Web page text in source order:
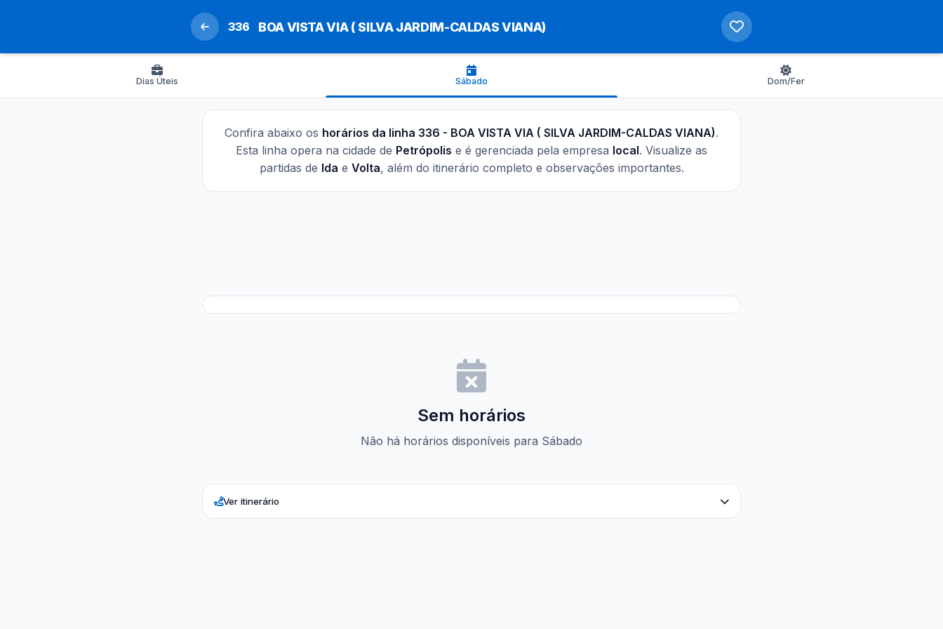
336 BOA VISTA VIA ( SILVA JARDIM-CALDAS VIANA)
Dias Úteis Sábado Dom/Fer
Confira abaixo os horários da linha 336 - BOA VISTA VIA ( SILVA JARDIM-CALDAS VIANA).
Esta linha opera na cidade de Petrópolis e é gerenciada pela empresa local. Visualize as
partidas de Ida e Volta, além do itinerário completo e observações importantes.
Sem horários
Não há horários disponíveis para Sábado
Ver itinerário